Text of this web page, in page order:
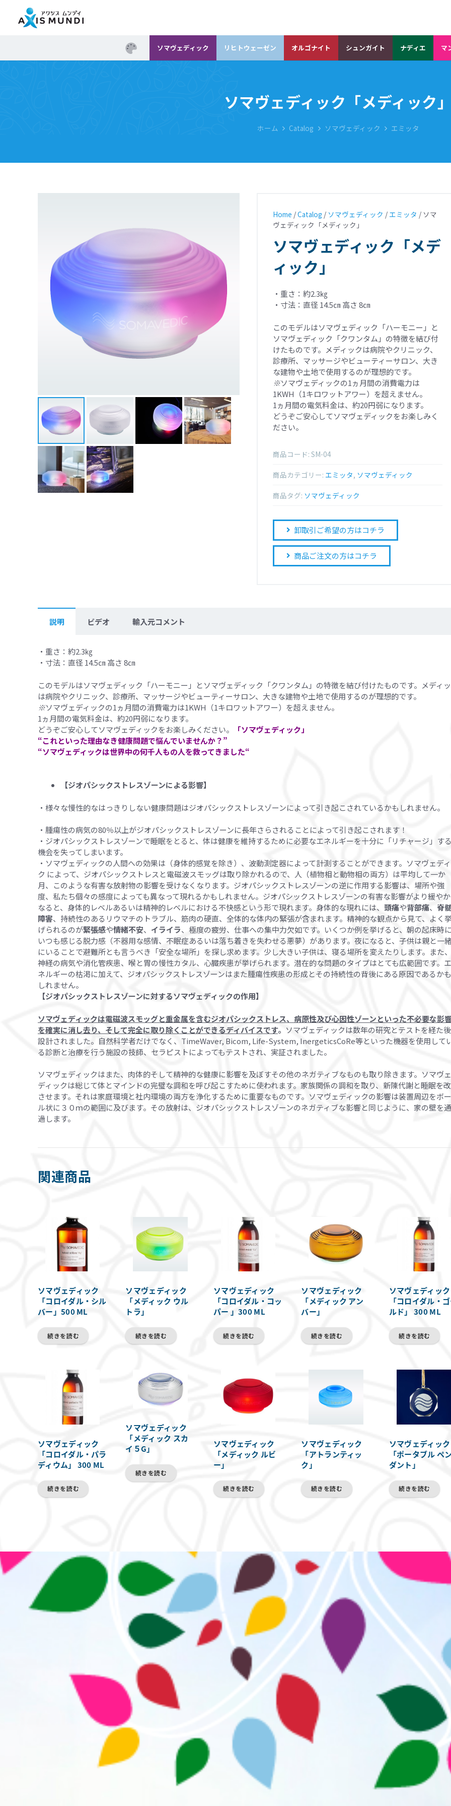
ソマヴェディック リヒトウェーゼン オルゴナイト シュンガイト ナディエ マ
ソマヴェディック「メディック
ホーム Catalog ソマヴェディック エミッタ
Home /Catalog / ソマヴェディック / エミッタ / ソマ
ヴェディック「メディック」
ソマヴェディック「メデ
ィック」
・重さ：約2.3㎏
・寸法：直径 14.5㎝ 高さ 8㎝
このモデルはソマヴェディック「ハーモニー」と
ソマヴェディック「クワンタム」の特徴を結び付
けたものです。メディックは病院やクリニック、
診療所、マッサージやビューティーサロン、大き
な建物や土地で使用するのが理想的です。
※ソマヴェディックの1ヵ月間の消費電力は
1KWH（1キロワットアワー）を超えません。
1ヵ月間の電気料金は、約20円弱になります。
どうぞご安心してソマヴェディックをお楽しみく
ださい。
商品コード: SM-04
商品カテゴリー: エミッタ, ソマヴェディック
商品タグ: ソマヴェディック
卸取引ご希望の方はコチラ
商品ご注文の方はコチラ
説明 ビデオ 輸入元コメント
・重さ：約2.3㎏
・寸法：直径 14.5㎝ 高さ 8㎝
このモデルはソマヴェディック「ハーモニー」とソマヴェディック「クワンタム」の特徴を結び付けたものです。メディ
は病院やクリニック、診療所、マッサージやビューティーサロン、大きな建物や土地で使用するのが理想的です。
※ソマヴェディックの1ヵ月間の消費電力は1KWH（1キロワットアワー）を超えません。
1ヵ月間の電気料金は、約20円弱になります。
どうぞご安心してソマヴェディックをお楽しみください。
「ソマヴェディック」
“これといった理由なき健康問題で悩んでいませんか？”
“ソマヴェディックは世界中の何千人もの人を救ってきました“
【ジオパシックストレスゾーンによる影響】
・様々な慢性的なはっきりしない健康問題はジオパシックストレスゾーンによって引き起こされているかもしれません。
・腫瘍性の病気の80％以上がジオパシックストレスゾーンに長年さらされることによって引き起こされます！
・ジオパシックストレスゾーンで睡眠をとると、体は健康を維持するために必要なエネルギーを十分に「リチャージ」す
機会を失ってしまいます。
・ソマヴェディックの人間への効果は（身体的感覚を除き）、波動測定器によって計測することができます。ソマヴェデ
ク によって、ジオパシックストレスと電磁波スモッグは取り除かれるので、人（植物相と動物相の両方）は平均して一か
月、このような有害な放射物の影響を受けなくなります。ジオパシックストレスゾーンの逆に作用する影響は、場所や強
度、私たち個々の感度によっても異なって現れるかもしれません。ジオパシックストレスゾーンの有害な影響がより緩や
なると、身体的レベルあるいは精神的レベルにおける不快感という形で現れます。身体的な現れには、 頭痛や背部痛、 脊
障害、持続性のあるリウマチのトラブル、筋肉の硬直、全体的な体内の緊張が含まれます。精神的な観点から見て、よく
げられるのが緊張感や情緒不安、 イライラ、極度の疲労、仕事への集中力欠如です。いくつか例を挙げると、朝の起床時
いつも感じる脱力感（不器用な感情、不眠症あるいは落ち着きを失わせる悪夢）があります。夜になると、子供は親と一
にいることで避難所とも言うべき「安全な場所」を探し求めます。少し大きい子供は、寝る場所を変えたりします。また
神経の病気や消化管疾患、喉と胃の慢性カタル、心臓疾患が挙げられます。潜在的な問題のタイプはとても広範囲です。エ
ネルギーの枯渇に加えて、ジオパシックストレスゾーンはまた腫瘍性疾患の形成とその持続性の背後にある原因であるかも
しれません。
【ジオパシックストレスゾーンに対するソマヴェディックの作用】
ソマヴェディックは電磁波スモッグと重金属を含むジオパシックストレス、病原性及び心因性ゾーンといった不必要な影
を確実に消し去り、そして完全に取り除くことができるディバイスです。 ソマヴェディックは数年の研究とテストを経た
設計されました。自然科学者だけでなく、TimeWaver, Bicom, Life-System, InergeticsCoRe等といった機器を使用して
る診断と治療を行う施設の技師、セラピストによってもテストされ、実証されました。
ソマヴェディックはまた、肉体的そして精神的な健康に影響を及ぼすその他のネガティブなものも取り除きます。ソマヴェ
ディックは総じて体とマインドの完璧な調和を呼び起こすために使われます。家族関係の調和を取り、新陳代謝と睡眠を
させます。それは家庭環境と社内環境の両方を浄化するために重要なものです。ソマヴェディックの影響は装置周辺をボー
ル状に３０ｍの範囲に及びます。その放射は、ジオパシックストレスゾーンのネガティブな影響と同じように、家の壁を通
過します。
関連商品
ソマヴェディック
「コロイダル・シル
バー」500 ML
続きを読む
ソマヴェディック
「メディック ウル
トラ」
続きを読む
ソマヴェディック
「コロイダル・コッ
パー 」300 ML
続きを読む
ソマヴェディック
「メディック アン
バー」
続きを読む
ソマヴェディック
「コロイダル・
ルド」 300 ML
続きを読む
ソマヴェディック
「コロイダル・パラ
ディウム」 300 ML
続きを読む
ソマヴェディック
「メディック スカ
イ５G」
続きを読む
ソマヴェディック
「メディック ルビ
ー」
続きを読む
ソマヴェディック
「アトランティッ
ク」
続きを読む
ソマヴェディック
「ポータブル ペ
ダント」
続きを読む